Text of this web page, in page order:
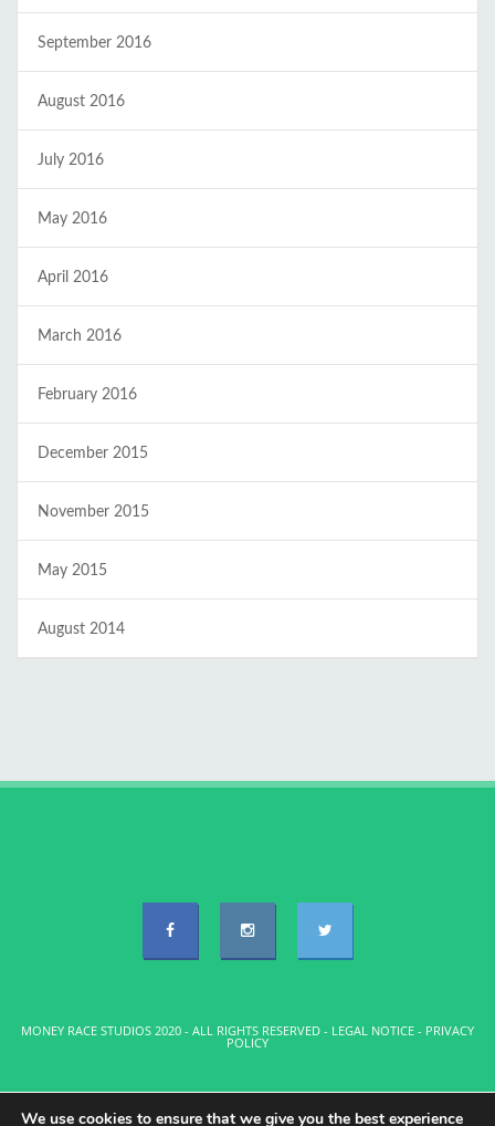
September 2016
August 2016
July 2016
May 2016
April 2016
March 2016
February 2016
December 2015
November 2015
May 2015
August 2014
MONEY RACE STUDIOS 2020 - ALL RIGHTS RESERVED - LEGAL NOTICE - PRIVACY
POLICY
We use cookies to ensure that we give you the best experience